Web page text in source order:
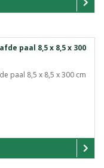
paal 8,5 x 8,5 x 300
paal 8,5 x 8,5 x 300 cm